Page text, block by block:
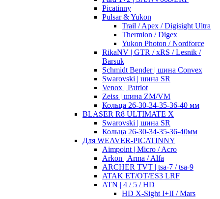
Picatinny
Pulsar & Yukon
Trail / Apex / Digisight Ultra
Thermion / Digex
Yukon Photon / Nordforce
RikaNV | GTR / xRS / Lesnik /
Barsuk
Schmidt Bender | шина Convex
Swarovski | шина SR
Venox | Patriot
Zeiss | шина ZM/VM
Кольца 26-30-34-35-36-40 мм
BLASER R8 ULTIMATE X
Swarovski | шина SR
Кольца 26-30-34-35-36-40мм
Для WEAVER-PICATINNY
Aimpoint | Micro / Acro
Arkon | Arma / Alfa
ARCHER TVT | tsa-7 / tsa-9
ATAK ET/OT/ES3 LRF
ATN | 4 / 5 / HD
HD X-Sight I+II / Mars